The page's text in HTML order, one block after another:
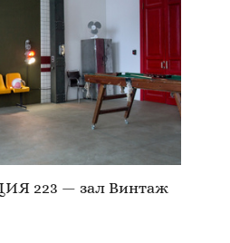
223 — зал Винтаж